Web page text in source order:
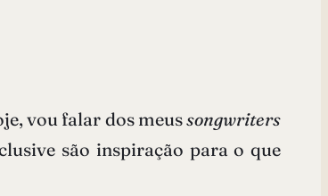
vou falar dos meussongwriters
são inspiração para o que